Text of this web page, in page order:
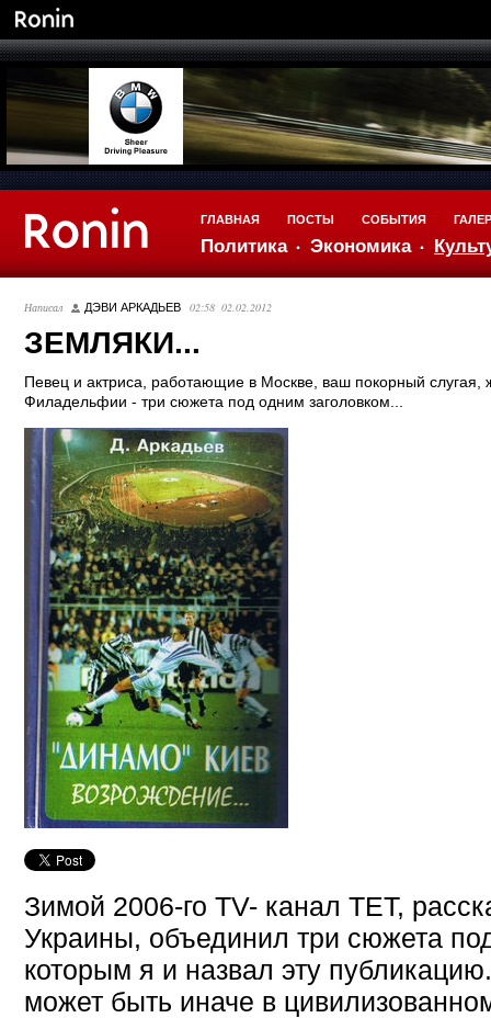
ГЛАВНАЯ
Политика Экономика
ПОСТЫ СОБЫТИЯ
Написал ДЭВИ АРКАДЬЕВ 02:58 02.02.2012
ЗЕМЛЯКИ...
Певец и актриса, работающие в Москве, ваш покорный слугая,
Филадельфии - три сюжета под одним заголовком...
Зимой 2006-го TV- канал ТЕТ,
Украины, объединил три сюжета
которым я и назвал эту
может быть иначе в